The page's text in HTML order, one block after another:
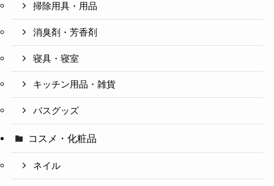
掃除用具・用品
消臭剤・芳香剤
寝具・寝室
キッチン用品・雑貨
バスグッズ
コスメ・化粧品
ネイル